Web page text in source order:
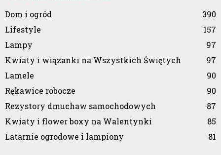
Dom i ogród
390
Lifestyle
157
Lampy
97
Kwiaty i wiązanki na Wszystkich Świętych
97
Lamele
90
Rękawice robocze
90
Rezystory dmuchaw samochodowych
87
Kwiaty i flower boxy na Walentynki
85
Latarnie ogrodowe i lampiony
81